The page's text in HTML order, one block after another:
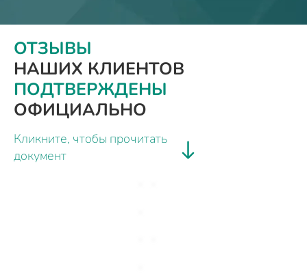
ОТЗЫВЫ
НАШИХ КЛИЕНТОВ
ПОДТВЕРЖДЕНЫ
ОФИЦИАЛЬНО
Кликните, чтобы прочитать
документ